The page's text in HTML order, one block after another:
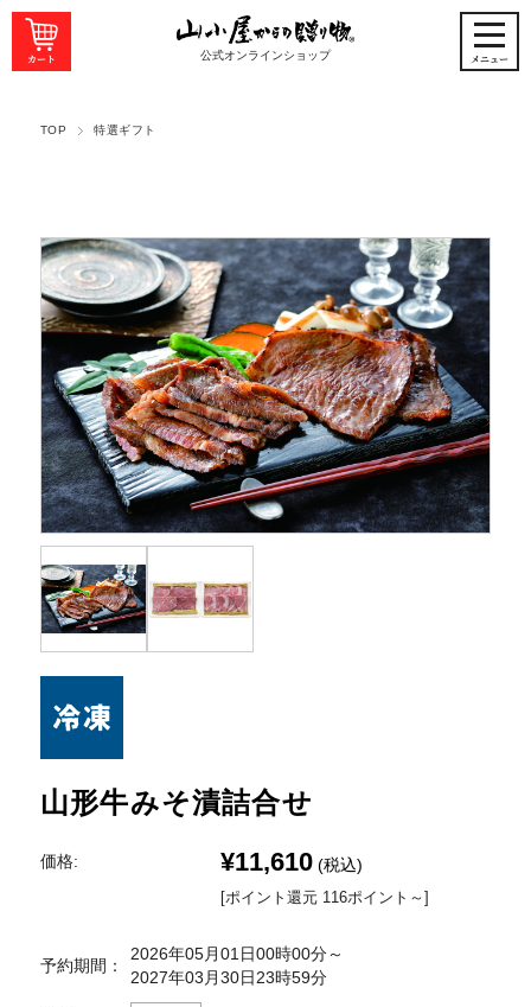
公式オンラインショップ
TOP 特選ギフト
山形牛みそ漬詰合せ
価格: ¥11,610 (税込)
[ポイント還元 116ポイント～]
予約期間：
2026年05月01日00時00分～
2027年03月30日23時59分